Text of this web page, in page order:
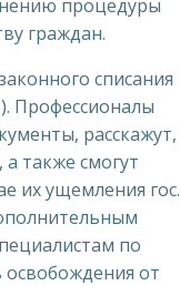
процедуры
граждан.
списания
Профессионалы
расскажут,
также смогут
их ущемления гос.
по
освобождения от